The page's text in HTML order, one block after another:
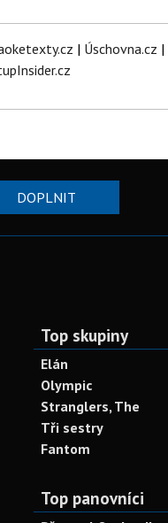
| Úschovna.cz |
DOPLNIT
Top skupiny
Elán
Olympic
Stranglers, The
Tři sestry
Fantom
Top panovníci